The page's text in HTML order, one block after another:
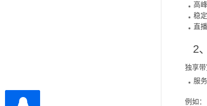
高
稳
直
2
独享带
服
例如：